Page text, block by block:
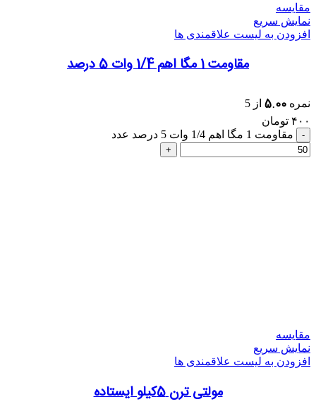
مقایسه
نمایش سریع
افزودن به لیست علاقمندی ها
مقاومت 1 مگا اهم 1/4 وات 5 درصد
نمره 5.00 از 5
۴۰۰ تومان
مقاومت 1 مگا اهم 1/4 وات 5 درصد عدد
مقایسه
نمایش سریع
افزودن به لیست علاقمندی ها
مولتی ترن 5کیلو ایستاده